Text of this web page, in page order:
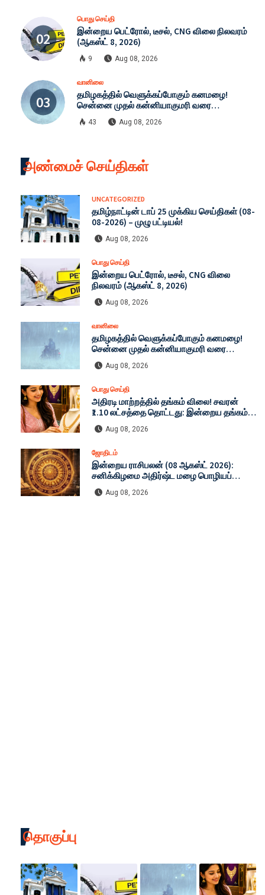
பொது செய்தி
இன்றைய பெட்ரோல், டீசல், CNG விலை நிலவரம்
(ஆகஸ்ட் 8, 2026)
9 Aug 08, 2026
வானிலை
தமிழகத்தில் வெளுக்கப்போகும் கனமழை!
சென்னை முதல் கன்னியாகுமரி வரை
எச்சரிக்கை: இன்றைய முழு வானிலை நிலவரம்
(08-08-2026)
43 Aug 08, 2026
அண்மைச் செய்திகள்
UNCATEGORIZED
தமிழ்நாட்டின் டாப் 25 முக்கிய செய்திகள் (08-
08-2026) – முழு பட்டியல்!
Aug 08, 2026
பொது செய்தி
இன்றைய பெட்ரோல், டீசல், CNG விலை
நிலவரம் (ஆகஸ்ட் 8, 2026)
Aug 08, 2026
வானிலை
தமிழகத்தில் வெளுக்கப்போகும் கனமழை!
சென்னை முதல் கன்னியாகுமரி வரை
எச்சரிக்கை: இன்றைய முழு வானிலை
நிலவரம் (08-08-2026)
Aug 08, 2026
பொது செய்தி
அதிரடி மாற்றத்தில் தங்கம் விலை! சவரன்
₹1.10 லட்சத்தை தொட்டது: இன்றைய தங்கம்
மற்றும் வெள்ளி விலை முழு விபரம் (08-08-
2026)Aug 08, 2026
ஜோதிடம்
இன்றைய ராசிபலன் (08 ஆகஸ்ட் 2026):
சனிக்கிழமை அதிர்ஷ்ட மழை பொழியப்
போகும் ராசிகள் எவை? முழு விவரம்!
Aug 08, 2026
தொகுப்பு